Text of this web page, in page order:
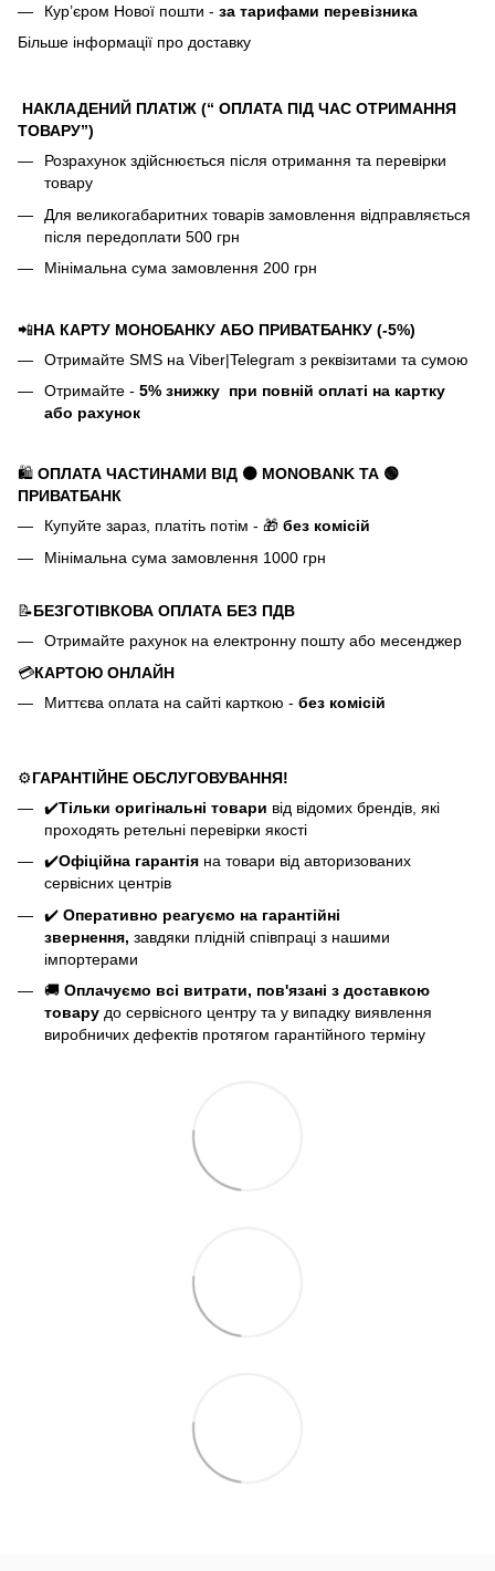
Кур’єром Нової пошти - за тарифами перевізника
Більше інформації про доставку
НАКЛАДЕНИЙ ПЛАТІЖ (“ ОПЛАТА ПІД ЧАС ОТРИМАННЯ
ТОВАРУ”)
Розрахунок здійснюється після отримання та перевірки
товару
Для великогабаритних товарів замовлення відправляється
після передоплати 500 грн
Мінімальна сума замовлення 200 грн
📲НА КАРТУ МОНОБАНКУ АБО ПРИВАТБАНКУ (-5%)
Отримайте SMS на Viber|Telegram з реквізитами та сумою
Отримайте - 5% знижку при повній оплаті на картку
або рахунок
🛍️ ОПЛАТА ЧАСТИНАМИ ВІД ⚫ MONOBANK ТА 🟢
ПРИВАТБАНК
Купуйте зараз, платіть потім - 🎁 без комісій
Мінімальна сума замовлення 1000 грн
📝БЕЗГОТІВКОВА ОПЛАТА БЕЗ ПДВ
Отримайте рахунок на електронну пошту або месенджер
💳КАРТОЮ ОНЛАЙН
Миттєва оплата на сайті карткою - без комісій
⚙️ГАРАНТІЙНЕ ОБСЛУГОВУВАННЯ!
✔️Тільки оригінальні товари від відомих брендів, які
проходять ретельні перевірки якості
✔️Офіційна гарантія на товари від авторизованих
сервісних центрів
✔️ Оперативно реагуємо на гарантійні
звернення, завдяки плідній співпраці з нашими
імпортерами
🚚 Оплачуємо всі витрати, пов'язані з доставкою
товару до сервісного центру та у випадку виявлення
виробничих дефектів протягом гарантійного терміну